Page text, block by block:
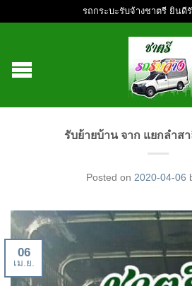
รถกระบะรับจ้างชาตรี ยินดี
รับย้ายบ้าน จาก แยกลำส
Posted on 2020-04-06
06
เม.ย.